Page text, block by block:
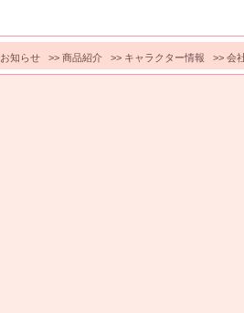
お知らせ >> 商品紹介 >> キャラクター情報 >> 会